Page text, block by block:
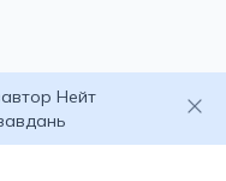
Нейт